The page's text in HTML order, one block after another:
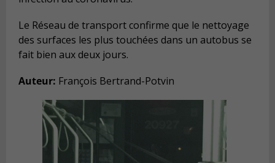
Le Réseau de transport confirme que le nettoyage
des surfaces les plus touchées dans un autobus se
fait bien aux deux jours.
Auteur: François Bertrand-Potvin